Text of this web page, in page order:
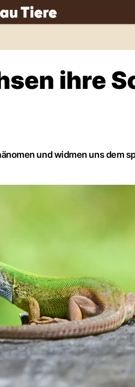
ihre
und widmen uns dem